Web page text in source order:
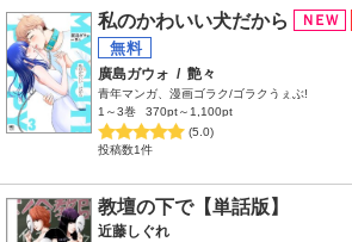
私のかわいい犬だから
廣島ガウォ / 艶々
青年マンガ、漫画ゴラク/ゴラクうぇぶ!
1～3巻
370pt～1,100pt
(5.0)
投稿数1件
教壇の下で【単話版】
近藤しぐれ